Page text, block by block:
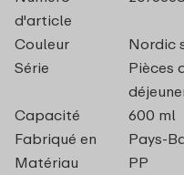
d'article
Couleur
Nordic
Série
Pièces
Capacité
600 ml
Fabriqué en
Pays-
Matériau
PP